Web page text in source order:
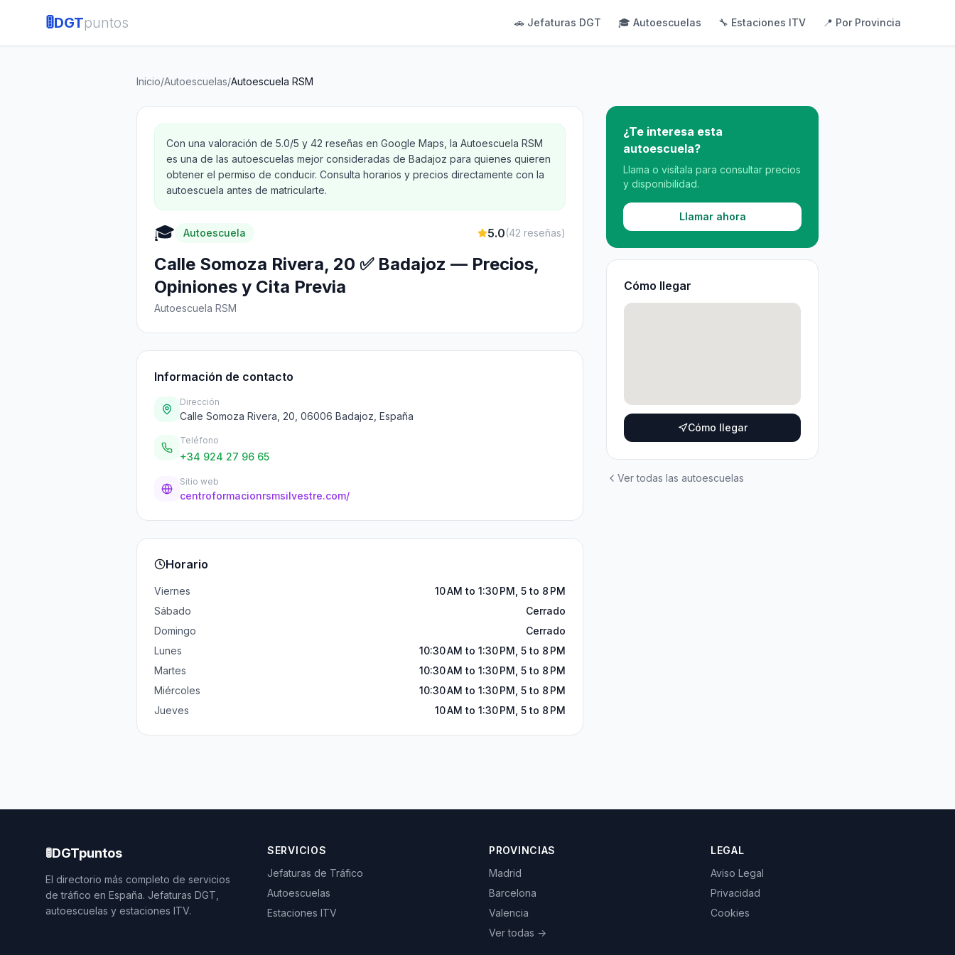
🚦DGTpuntos 🚗 Jefaturas DGT 🎓 Autoescuelas 🔧 Estaciones ITV 📍 Por Provincia
Inicio/Autoescuelas/Autoescuela RSM
Con una valoración de 5.0/5 y 42 reseñas en Google Maps, la Autoescuela RSM
es una de las autoescuelas mejor consideradas de Badajoz para quienes quieren
obtener el permiso de conducir. Consulta horarios y precios directamente con la
autoescuela antes de matricularte.
🎓 Autoescuela 5.0(42 reseñas)
Calle Somoza Rivera, 20 ✅ Badajoz — Precios,
Opiniones y Cita Previa
Autoescuela RSM
Información de contacto
Dirección
Calle Somoza Rivera, 20, 06006 Badajoz, España
Teléfono
+34 924 27 96 65
Sitio web
centroformacionrsmsilvestre.com/
Horario
Viernes
10 AM to 1:30 PM, 5 to 8 PM
Sábado
Cerrado
Domingo
Cerrado
Lunes
10:30 AM to 1:30 PM, 5 to 8 PM
Martes
10:30 AM to 1:30 PM, 5 to 8 PM
Miércoles
10:30 AM to 1:30 PM, 5 to 8 PM
Jueves
10 AM to 1:30 PM, 5 to 8 PM
¿Te interesa esta
autoescuela?
Llama o visítala para consultar precios
y disponibilidad.
Llamar ahora
Cómo llegar
Cómo llegar
Ver todas las autoescuelas
🚦DGTpuntos
El directorio más completo de servicios
de tráfico en España. Jefaturas DGT,
autoescuelas y estaciones ITV.
SERVICIOS
Jefaturas de Tráfico
Autoescuelas
Estaciones ITV
PROVINCIAS
Madrid
Barcelona
Valencia
Ver todas →
LEGAL
Aviso Legal
Privacidad
Cookies